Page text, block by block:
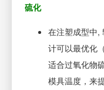
硫化
在注塑成型中,
计可以最优化
适合过氧化物
模具温度，来